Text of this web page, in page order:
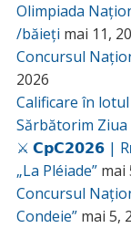
Olimpiada
/băieți mai 11,
Concursul
2026
Calificare în
Sărbătorim Ziua
⚔️ 𝗖𝗽𝗖𝟮𝟬𝟮𝟲 |
„La Pléiade” mai
Concursul
Condeie” mai 5,